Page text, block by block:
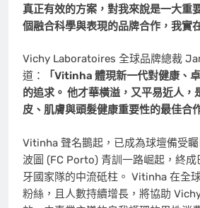
真正有效的方案，對我來說是一大重
個融合科學與表現的品牌合作，我實
Vichy Laboratoires 全球品牌總裁
道：
「Vitinha 體現新一代對健康、
的追求。 他才華橫溢，又平易近人，
皮、肌膚與頭髮健康重要性的最佳合
Vitinha 聲名鵲起，已成為球壇備受
波圖 (FC Porto) 青訓一路崛起，終
牙國家隊的中流砥柱。 Vitinha 在全
粉絲，且人數持續增長，將協助